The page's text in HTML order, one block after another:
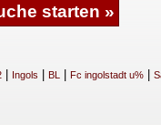
| Ingols BL | Fc ingolstadt u%|